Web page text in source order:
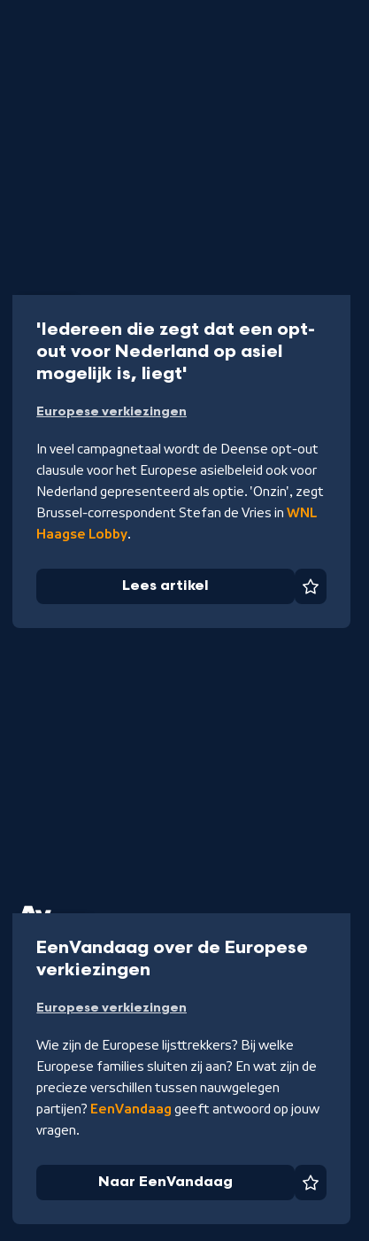
'Iedereen die zegt dat een opt-
out voor Nederland op asiel
mogelijk is, liegt'
Europese verkiezingen
In veel campagnetaal wordt de Deense opt-out
clausule voor het Europese asielbeleid ook voor
Nederland gepresenteerd als optie. 'Onzin', zegt
Brussel-correspondent Stefan de Vries inWNL
Haagse Lobby.
Lees artikel Favoriet
EenVandaag over de Europese
verkiezingen
EenVandaag
Europese verkiezingen
Wie zijn de Europese lijsttrekkers? Bij welke
Europese families sluiten zij aan? En wat zijn de
precieze verschillen tussen nauwgelegen
partijen? EenVandaag geeft antwoord op jouw
vragen.
Naar EenVandaag Favoriet